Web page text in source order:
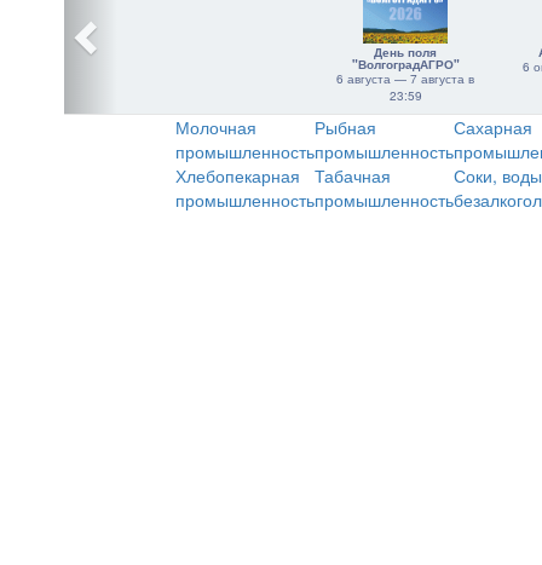
День поля
"ВолгоградАГРО"
6 августа — 7 августа в
23:59
6
Молочная
промышленность
Рыбная
промышленность
Сахарная
Хлебопекарная
промышленность
Табачная
промышленность
Соки,